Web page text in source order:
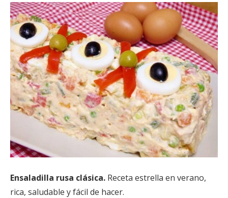
Ensaladilla rusa clásica. Receta estrella en verano,
rica, saludable y fácil de hacer.